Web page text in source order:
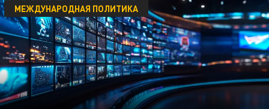
МЕЖДУНАРОДНАЯ ПОЛИТИКА